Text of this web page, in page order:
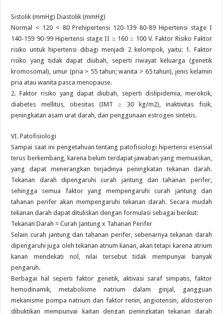
Sistolik (mmHg) Diastolik (mmHg)
Normal < 120 < 80 Prehipertensi 120-139 80-89 Hipertensi stage I
140-159 90-99 Hipertensi stage II ≥ 160 ≥ 100 V. Faktor Risiko Faktor
risiko untuk hipertensi dibagi menjadi 2 kelompok, yaitu: 1. Faktor
risiko yang tidak dapat diubah, seperti riwayat keluarga (genetik
kromosomal), umur (pria > 55 tahun; wanita > 65 tahun), jenis kelamin
pria atau wanita pasca menopause.
2. Faktor risiko yang dapat diubah, seperti dislipidemia, merokok,
diabetes mellitus, obesitas (IMT ≥ 30 kg/m2), inaktivitas fisik,
peningkatan asam urat darah, dan penggunaan estrogen sintetis.
VI. Patofisiologi
Sampai saat ini pengetahuan tentang patofisiologi hipertensi esensial
terus berkembang, karena belum terdapat jawaban yang memuaskan,
yang dapat menerangkan terjadinya peningkatan tekanan darah.
Tekanan darah dipengaruhi curah jantung dan tahanan perifer,
sehingga semua faktor yang mempengaruhi curah jantung dan
tahanan perifer akan mempengaruhi tekanan darah. Secara mudah
tekanan darah dapat dituliskan dengan formulasi sebagai berikut:
Tekanan Darah = Curah Jantung x Tahanan Perifer
Selain curah jantung dan tahanan perifer, sebenarnya tekanan darah
dipengaruhi juga oleh tekanan atrium kanan, akan tetapi karena atrium
kanan mendekati nol, nilai tersebut tidak mempunyai banyak
pengaruh.
Berbagai hal seperti faktor genetik, aktivasi saraf simpatis, faktor
hemodinamik, metabolisme natrium dalam ginjal, gangguan
mekanisme pompa natrium dan faktor renin, angiotensin, aldosteron
dibuktikan mempunyai kaitan dengan peningkatan tekanan darah